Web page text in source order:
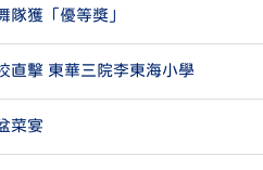
隊獲「優等獎」
直擊 東華三院李東海小學
菜宴